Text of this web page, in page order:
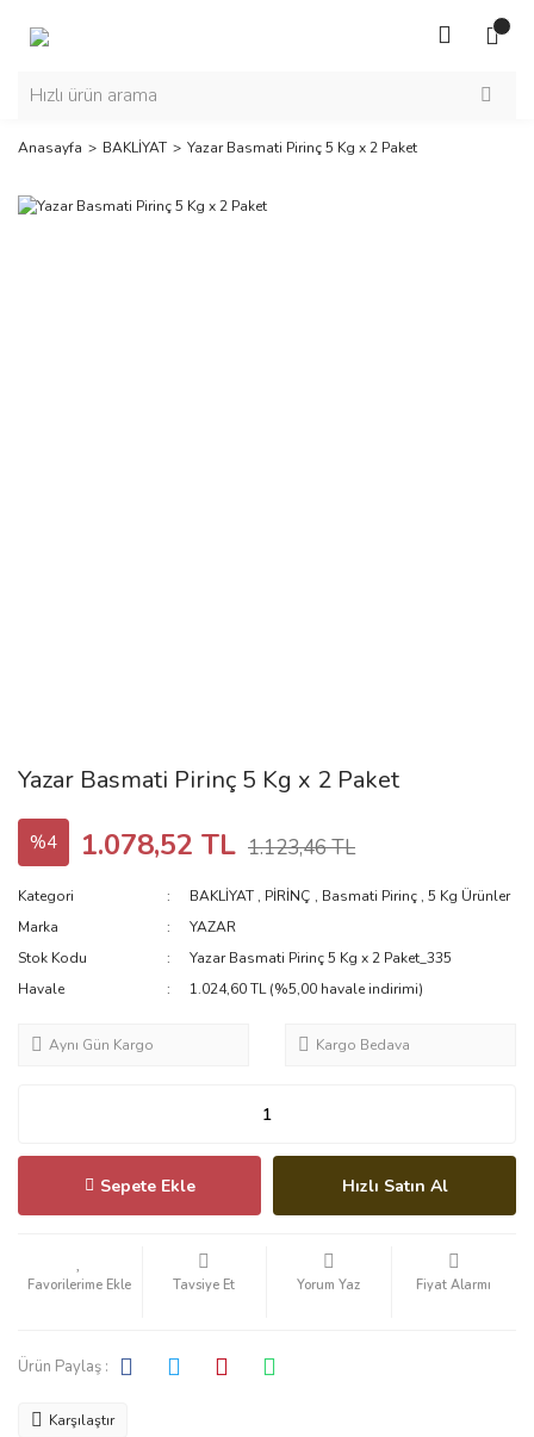
Anasayfa BAKLİYAT Yazar Basmati Pirinç 5 Kg x 2 Paket
Yazar Basmati Pirinç 5 Kg x 2 Paket
%4 1.078,52 TL 1.123,46 TL
Kategori BAKLİYAT , PİRİNÇ , Basmati Pirinç ,5 Kg Ürünler
Marka
YAZAR
Stok Kodu
Yazar Basmati Pirinç 5 Kg x 2 Paket_335
Havale
1.024,60 TL (%5,00 havale indirimi)
Aynı Gün Kargo Kargo Bedava
Sepete Ekle Hızlı Satın Al
Tavsiye Et Yorum Yaz Fiyat Alarmı
Ürün Paylaş :
Karşılaştır